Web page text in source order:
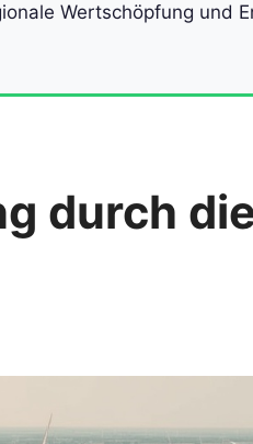
Wertschöpfung und
durch